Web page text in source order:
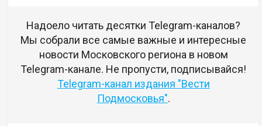
Надоело читать десятки Telegram-каналов?
Мы собрали все самые важные и интересные
новости Московского региона в новом
Telegram-канале. Не пропусти, подписывайся!
Telegram-канал издания "Вести
Подмосковья".